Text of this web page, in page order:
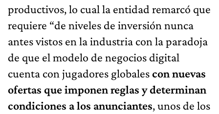
productivos, lo cual la entidad remarcó que
requiere “de niveles de inversión nunca
antes vistos en la industria con la paradoja
de que el modelo de negocios digital
cuenta con jugadores globalescon nuevas
ofertas que imponen reglas y determinan
condiciones a los anunciantes, unos de los